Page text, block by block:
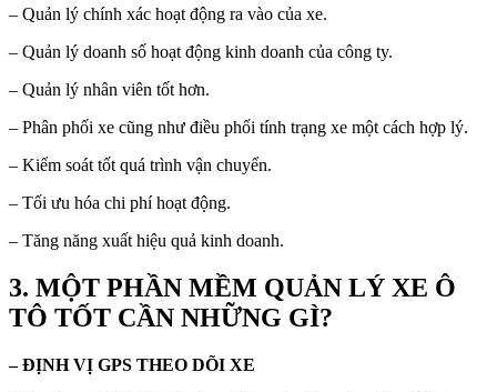
– Quản lý chính xác hoạt động ra vào của xe.
– Quản lý doanh số hoạt động kinh doanh của công ty.
– Quản lý nhân viên tốt hơn.
– Phân phối xe cũng như điều phối tính trạng xe một cách hợp lý.
– Kiểm soát tốt quá trình vận chuyển.
– Tối ưu hóa chi phí hoạt động.
– Tăng năng xuất hiệu quả kinh doanh.
3. MỘT PHẦN MỀM QUẢN LÝ XE Ô
TÔ TỐT CẦN NHỮNG GÌ?
– ĐỊNH VỊ GPS THEO DÕI XE